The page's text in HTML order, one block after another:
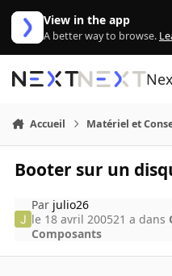
Aller au contenu
View in the app
A better way to browse.
Accueil Matériel et
Booter sur un
Par julio26
le 18 avril 200521 a dans
Composants